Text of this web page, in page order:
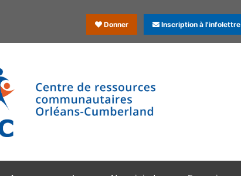
Donner Inscription à l'infolettre